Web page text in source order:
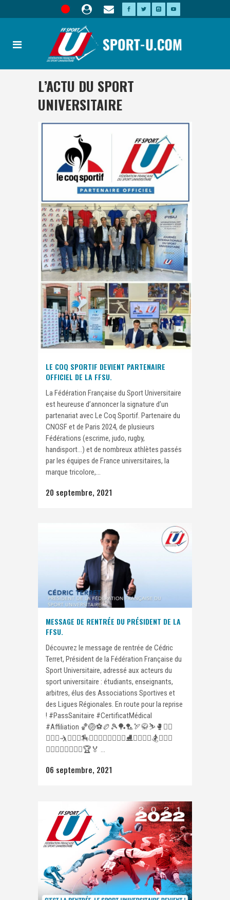
L’ACTU DU SPORT
UNIVERSITAIRE
LE COQ SPORTIF DEVIENT PARTENAIRE
OFFICIEL DE LA FFSU.
La Fédération Française du Sport Universitaire
est heureuse d’annoncer la signature d’un
partenariat avec Le Coq Sportif. Partenaire du
CNOSF et de Paris 2024, de plusieurs
Fédérations (escrime, judo, rugby,
handisport…) et de nombreux athlètes passés
par les équipes de France universitaires, la
marque tricolore,...
20 septembre, 2021
MESSAGE DE RENTRÉE DU PRÉSIDENT DE LA
FFSU.
Découvrez le message de rentrée de Cédric
Terret, Président de la Fédération Française du
Sport Universitaire, adressé aux acteurs du
sport universitaire : étudiants, enseignants,
arbitres, élus des Associations Sportives et
des Ligues Régionales. En route pour la reprise
! #PassSanitaire #CertificatMédical
#Affiliation 🏀🏐⚽️🏉🎾🏓🏸🏹🥋⛷🥊🤼‍♀️
⛹🏿‍♀️🤺🤾🏽‍♀️🏇⛵️🏊🏾‍♂️🚣‍♂️🏌️‍♀️⛸🧗‍♀️🚴‍♀️🏂🤽🏽‍♂️
🏄🏼‍♀️🏌️‍♀️🏋🏼‍♀️🏆🏅 ...
06 septembre, 2021